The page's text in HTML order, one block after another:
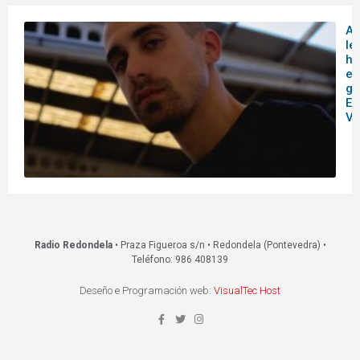
en
Radio Redondela• Praza Figueroa s/n • Redondela (Pontevedra) •
Teléfono: 986 408139
Deseño e Programación web: VisualTec Host